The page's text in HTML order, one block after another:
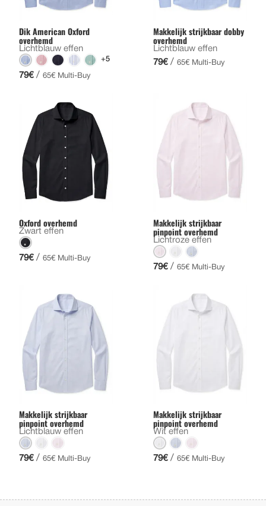
Dik American Oxford
overhemd
Lichtblauw effen
+5
79€ / 65€ Multi-Buy
Makkelijk strijkbaar dobby
overhemd
Lichtblauw effen
79€ / 65€ Multi-Buy
Oxford overhemd
Zwart effen
79€ / 65€ Multi-Buy
Makkelijk strijkbaar
pinpoint overhemd
Lichtroze effen
79€ / 65€ Multi-Buy
Makkelijk strijkbaar
pinpoint overhemd
Lichtblauw effen
79€ / 65€ Multi-Buy
Makkelijk strijkbaar
pinpoint overhemd
Wit effen
79€ / 65€ Multi-Buy